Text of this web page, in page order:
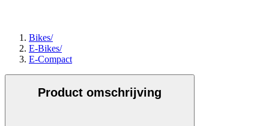
Bikes/
E-Bikes/
E-Compact
Product omschrijving